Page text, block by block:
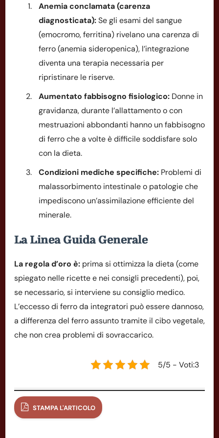
Anemia conclamata (carenza
diagnosticata):Se gli esami del sangue
(emocromo, ferritina) rivelano una carenza di
ferro (anemia sideropenica), l’integrazione
diventa una terapia necessaria per
ripristinare le riserve.
Aumentato fabbisogno fisiologico: Donne in
gravidanza, durante l’allattamento o con
mestruazioni abbondanti hanno un fabbisogno
di ferro che a volte è difficile soddisfare solo
con la dieta.
Condizioni mediche specifiche: Problemi di
malassorbimento intestinale o patologie che
impediscono un’assimilazione efficiente del
minerale.
La Linea Guida Generale
La regola d’oro è: prima si ottimizza la dieta (come
spiegato nelle ricette e nei consigli precedenti), poi,
se necessario, si interviene su consiglio medico.
L’eccesso di ferro da integratori può essere dannoso,
a differenza del ferro assunto tramite il cibo vegetale,
che non crea problemi di sovraccarico.
5/5 - Voti:3
STAMPA L'ARTICOLO